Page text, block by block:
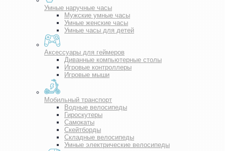
Умные наручные часы
Мужские умные часы
Умные женские часы
Умные часы для детей
Аксессуары для геймеров
Диванные компьютерные столы
Игровые контроллеры
Игровые мыши
Мобильный транспорт
Водные велосипеды
Гироскутеры
Самокаты
Скейтборды
Складные велосипеды
Умные электрические велосипеды